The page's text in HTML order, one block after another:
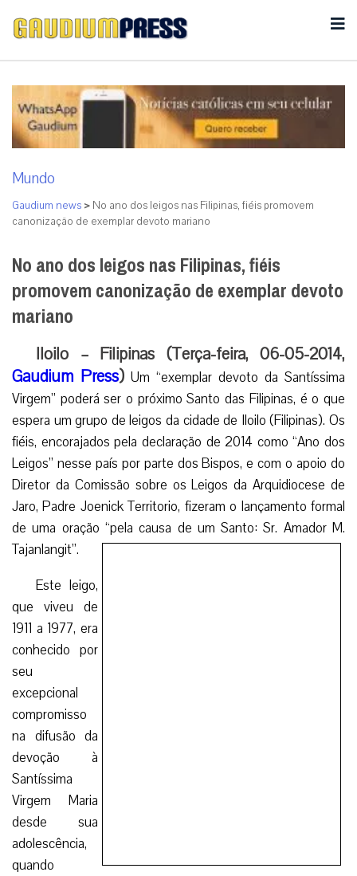
Mundo
Gaudium news > No ano dos leigos nas Filipinas, fiéis promovem
canonização de exemplar devoto mariano
No ano dos leigos nas Filipinas, fiéis
promovem canonização de exemplar devoto
mariano
Iloilo – Filipinas (Terça-feira, 06-05-2014,
Gaudium Press) Um “exemplar devoto da Santíssima
Virgem” poderá ser o próximo Santo das Filipinas, é o que
espera um grupo de leigos da cidade de Iloilo (Filipinas). Os
fiéis, encorajados pela declaração de 2014 como “Ano dos
Leigos” nesse país por parte dos Bispos, e com o apoio do
Diretor da Comissão sobre os Leigos da Arquidiocese de
Jaro, Padre Joenick Territorio, fizeram o lançamento formal
de uma oração “pela causa de um Santo: Sr. Amador M.
Tajanlangit”.
Este leigo,
que viveu de
1911 a 1977, era
conhecido por
seu
excepcional
compromisso
na difusão da
devoção à
Santíssima
Virgem Maria
desde sua
adolescência,
quando